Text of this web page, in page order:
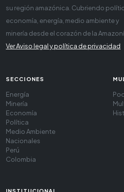
su región amazónica. Cubriendo
economía, energía, medio ambiente y
minería desde el corazón de la
Ver Aviso legal y política de privacidad
SECCIONES
Energía
Minería
Economía
Política
Medio Ambiente
Nacionales
Perú
Colombia